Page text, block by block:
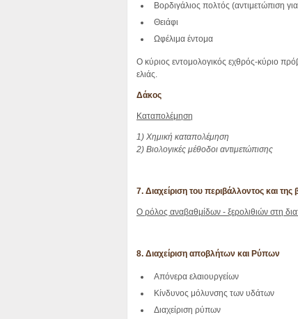
Βορδιγάλιος πολτός (αντιμετώπιση
Θειάφι
Ωφέλιμα έντομα
Ο κύριος εντομολογικός εχθρός-κύριο
ελιάς.
Δάκος
Kαταπολέμηση
1) Χημική καταπολέμηση
2) Βιολογικές μέθοδοι αντιμετώπισης
7. Διαχείριση του περιβάλλοντος και της
Ο ρόλος αναβαθμίδων - ξερολιθιών στη
8. Διαχείριση αποβλήτων και Ρύπων
Απόνερα ελαιουργείων
Κίνδυνος μόλυνσης των υδάτων
Διαχείριση ρύπων